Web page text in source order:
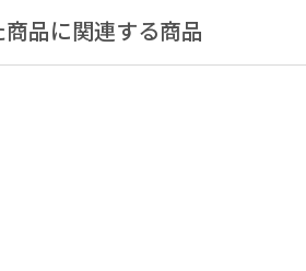
商品に関連する商品